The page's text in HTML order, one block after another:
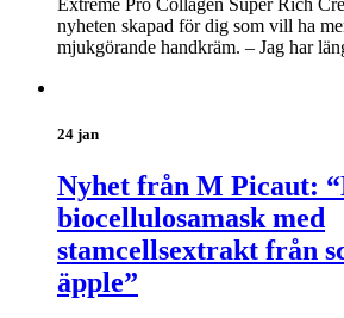
nyheten skapad för dig som vill ha
mjukgörande handkräm. – Jag har
24 jan
Nyhet från M Picaut:
biocellulosamask med
stamcellsextrakt från
äpple”